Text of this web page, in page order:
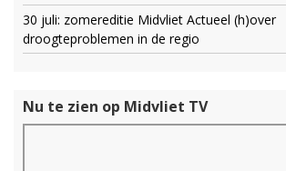
30 juli: zomereditie Midvliet Actueel (h)over
droogteproblemen in de regio
Nu te zien op Midvliet TV